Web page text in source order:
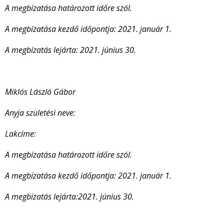
A megbízatása határozott időre szól.
A megbízatása kezdő időpontja: 2021. január 1.
A megbízatás lejárta: 2021. június 30.
Miklós László Gábor
Anyja születési neve:
Lakcíme:
A megbízatása határozott időre szól.
A megbízatása kezdő időpontja: 2021. január 1.
A megbízatás lejárta:2021. június 30.